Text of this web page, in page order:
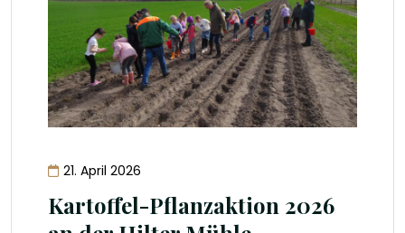
21. April 2026
Kartoffel-Pflanzaktion 2026